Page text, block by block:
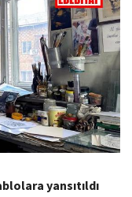
yansıtıldı